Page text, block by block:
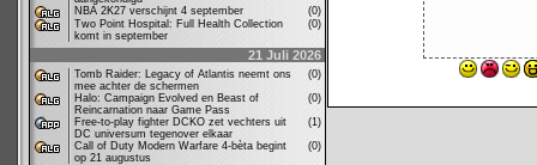
NBA 2K27 verschijnt 4 september
(0)
Two Point Hospital: Full Health Collection
komt in september
(0)
21 Juli 2026
Tomb Raider: Legacy of Atlantis neemt ons
mee achter de schermen
(0)
Halo: Campaign Evolved en Beast of
Reincarnation naar Game Pass
(0)
Free-to-play fighter DCKO zet vechters uit
DC universum tegenover elkaar
(1)
Call of Duty Modern Warfare 4-bèta begint
op 21 augustus
(0)